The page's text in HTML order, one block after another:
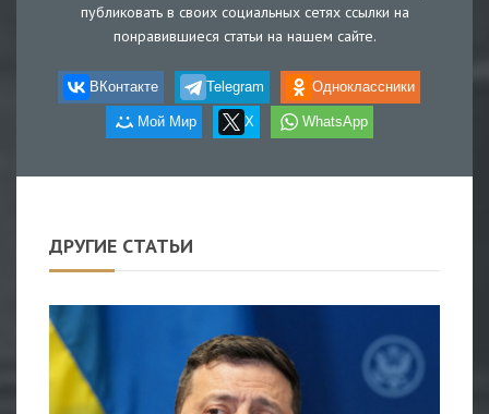
публиковать в своих социальных сетях ссылки на
понравившиеся статьи на нашем сайте.
ВКонтакте Telegram Одноклассники
Мой Мир X WhatsApp
ДРУГИЕ СТАТЬИ